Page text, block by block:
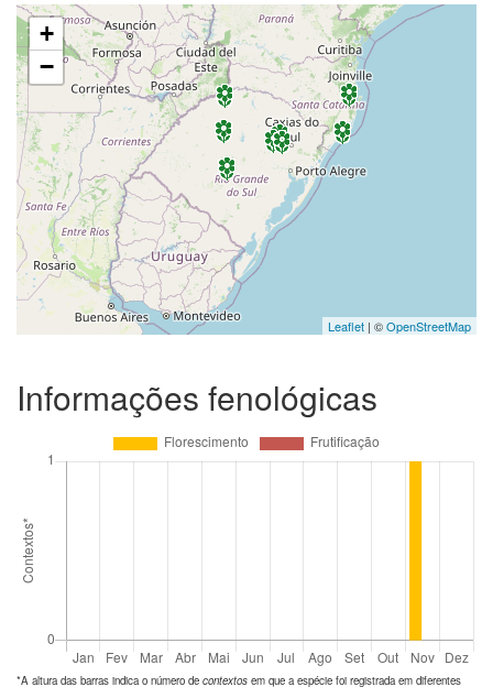
+
−
Leaflet | ©OpenStreetMap
Informações fenológicas
*A altura das barras indica o número de contextos em que a espécie foi registrada em diferentes